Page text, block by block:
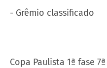
- Grêmio classificado
Copa Paulista 1ª fase